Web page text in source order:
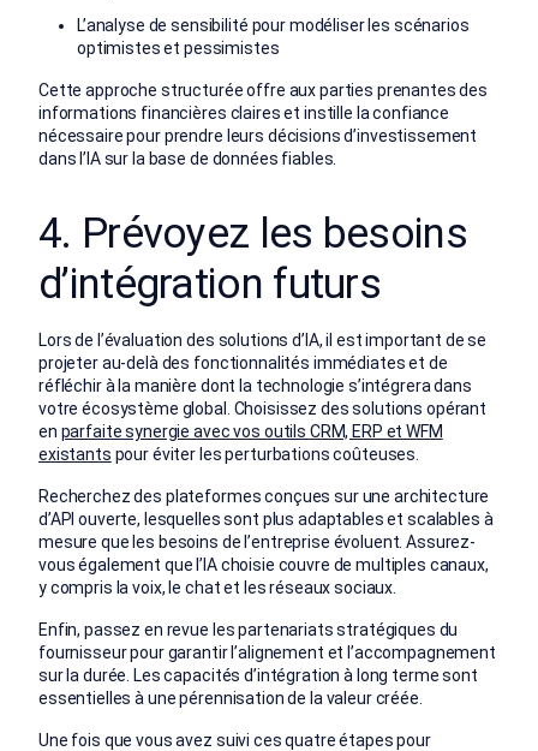
L’analyse de sensibilité pour modéliser les scénarios
optimistes et pessimistes
Cette approche structurée offre aux parties prenantes des
informations financières claires et instille la confiance
nécessaire pour prendre leurs décisions d’investissement
dans l’IA sur la base de données fiables.
4. Prévoyez les besoins
d’intégration futurs
Lors de l’évaluation des solutions d’IA, il est important de se
projeter au-delà des fonctionnalités immédiates et de
réfléchir à la manière dont la technologie s’intégrera dans
votre écosystème global. Choisissez des solutions opérant
en parfaite synergie avec vos outils CRM, ERP et WFM
existants pour éviter les perturbations coûteuses.
Recherchez des plateformes conçues sur une architecture
d’API ouverte, lesquelles sont plus adaptables et scalables à
mesure que les besoins de l’entreprise évoluent. Assurez-
vous également que l’IA choisie couvre de multiples canaux,
y compris la voix, le chat et les réseaux sociaux.
Enfin, passez en revue les partenariats stratégiques du
fournisseur pour garantir l’alignement et l’accompagnement
sur la durée. Les capacités d’intégration à long terme sont
essentielles à une pérennisation de la valeur créée.
Une fois que vous avez suivi ces quatre étapes pour